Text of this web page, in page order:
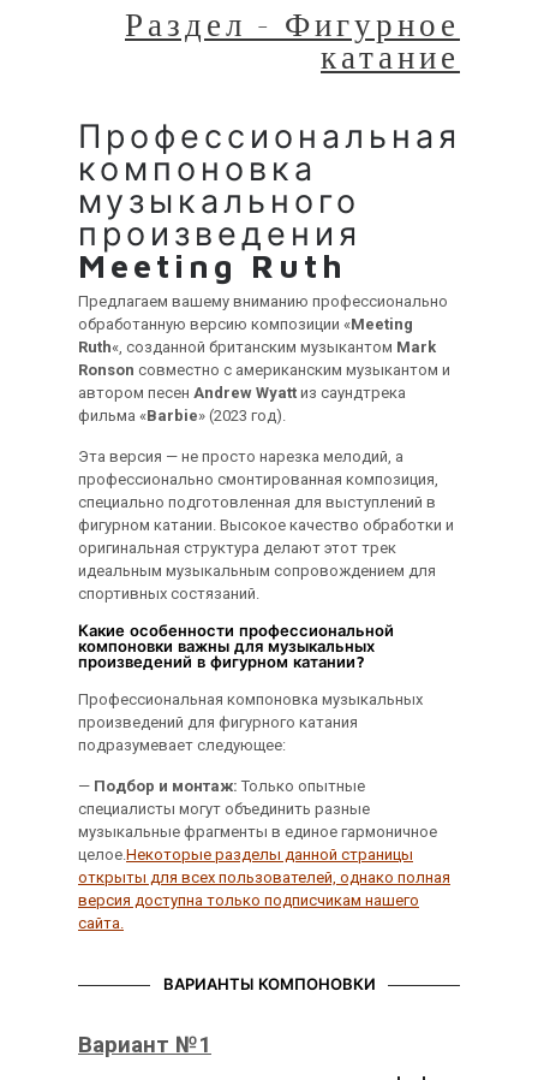
Раздел - Фигурное
катание
Профессиональная
компоновка
музыкального
произведения
Meeting Ruth
Предлагаем вашему вниманию профессионально
обработанную версию композиции «Meeting
Ruth«, созданной британским музыкантом Mark
Ronson совместно с американским музыкантом и
автором песен Andrew Wyatt из саундтрека
фильма «Barbie» (2023 год).
Эта версия — не просто нарезка мелодий, а
профессионально смонтированная композиция,
специально подготовленная для выступлений в
фигурном катании. Высокое качество обработки и
оригинальная структура делают этот трек
идеальным музыкальным сопровождением для
спортивных состязаний.
Какие особенности профессиональной
компоновки важны для музыкальных
произведений в фигурном катании?
Профессиональная компоновка музыкальных
произведений для фигурного катания
подразумевает следующее:
— Подбор и монтаж: Только опытные
специалисты могут объединить разные
музыкальные фрагменты в единое гармоничное
целое.Некоторые разделы данной страницы
открыты для всех пользователей, однако полная
версия доступна только подписчикам нашего
сайта.
ВАРИАНТЫ КОМПОНОВКИ
Вариант №1